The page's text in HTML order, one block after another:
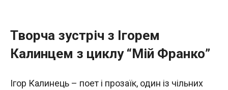
Творча зустріч з Ігорем
Калинцем з циклу “Мій Франко”
Ігор Калинець – поет і прозаїк, один із чільних